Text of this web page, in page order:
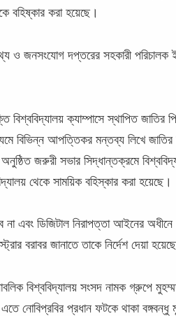
বহিষ্কার করা হয়েছে।
ও জনসংযোগ দপ্তরের সহকারী পরিচালক
বিশ্ববিদ্যালয় ক্যাম্পাসে স্থাপিত
বিভিন্ন আপত্তিকর মন্তব্য লিখে জাতির
জরুরী সভার সিদ্ধান্তক্রমে
থেকে সাময়িক বহিস্কার করা হয়েছে।
না এবং ডিজিটাল নিরাপত্তা আইনের
বরাবর জানাতে তাকে নির্দেশ দেয়া
বিশ্ববিদ্যালয় সংসদ নামক গ্রুপে
নোবিপ্রবির প্রধান ফটকে থাকা